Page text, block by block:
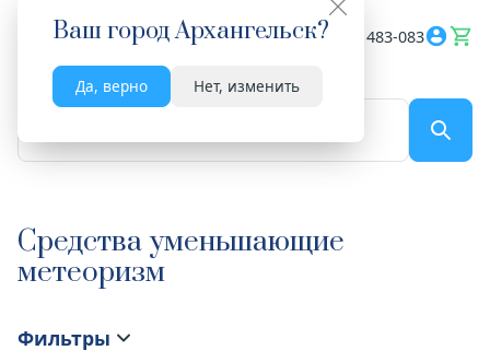
Ваш городАрхангельск?
Да, верно Нет, изменить
Весь сайт 8182 483-083
Средства уменьшающие
метеоризм
Фильтры